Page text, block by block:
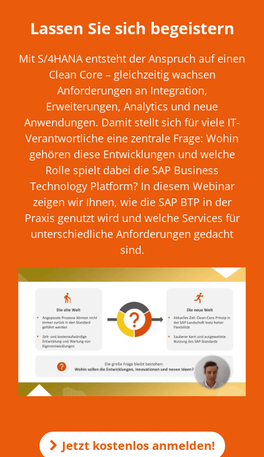
Lassen Sie sich begeistern
Mit S/4HANA entsteht der Anspruch auf einen
Clean Core – gleichzeitig wachsen
Anforderungen an Integration,
Erweiterungen, Analytics und neue
Anwendungen. Damit stellt sich für viele IT-
Verantwortliche eine zentrale Frage: Wohin
gehören diese Entwicklungen und welche
Rolle spielt dabei die SAP Business
Technology Platform? In diesem Webinar
zeigen wir Ihnen, wie die SAP BTP in der
Praxis genutzt wird und welche Services für
unterschiedliche Anforderungen gedacht
sind.
Jetzt kostenlos anmelden!